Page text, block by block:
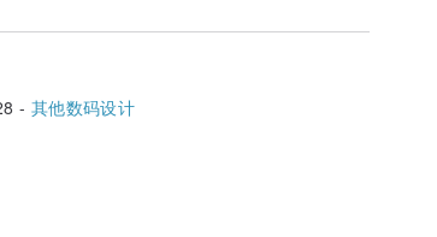
- 其他数码设计